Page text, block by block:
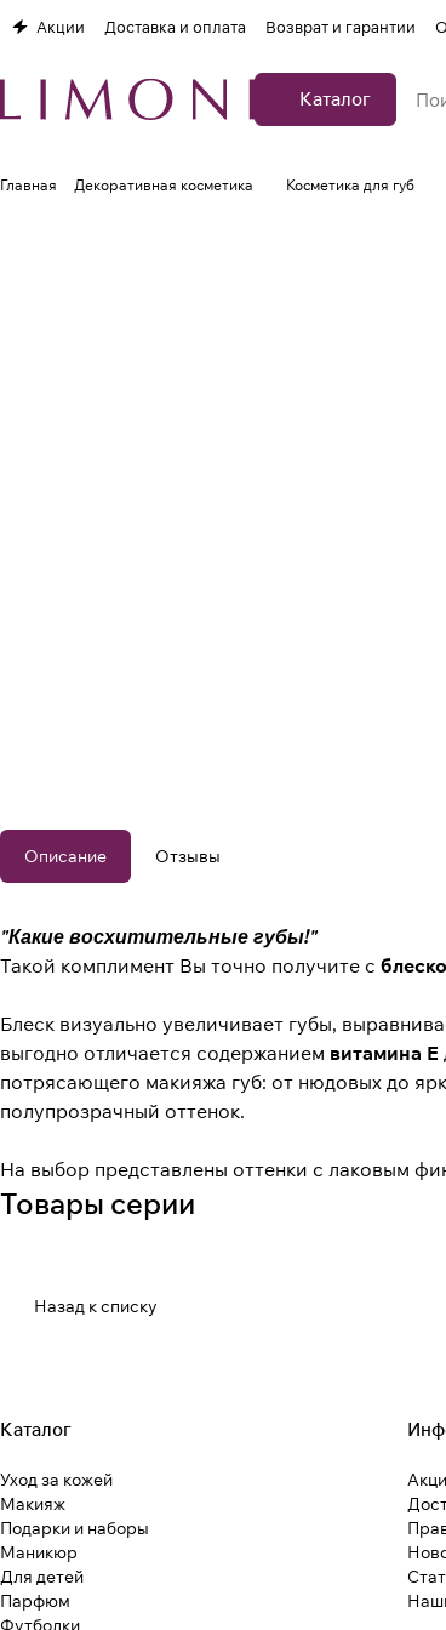
Акции Доставка и оплата Возврат и гарантии
Каталог
Главная Декоративная косметика Косметика для губ
Описание Отзывы
"Какие восхитительные губы!"
Такой комплимент Вы точно получите с
Блеск визуально увеличивает губы,
выгодно отличается содержанием витамина Е
потрясающего макияжа губ: от нюдовых до
полупрозрачный оттенок.
На выбор представлены оттенки с лаковым
Товары серии
Назад к списку
Каталог
Уход за кожей
Макияж
Подарки и наборы
Маникюр
Для детей
Парфюм
Футболки